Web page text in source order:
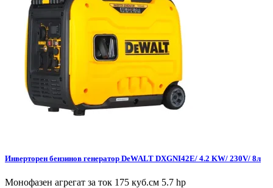
Инверторен бензинов генератор DeWALT DXGNI42E/ 4.2 KW/ 230V/ 8л
Монофазен агрегат за ток 175 куб.см 5.7 hp